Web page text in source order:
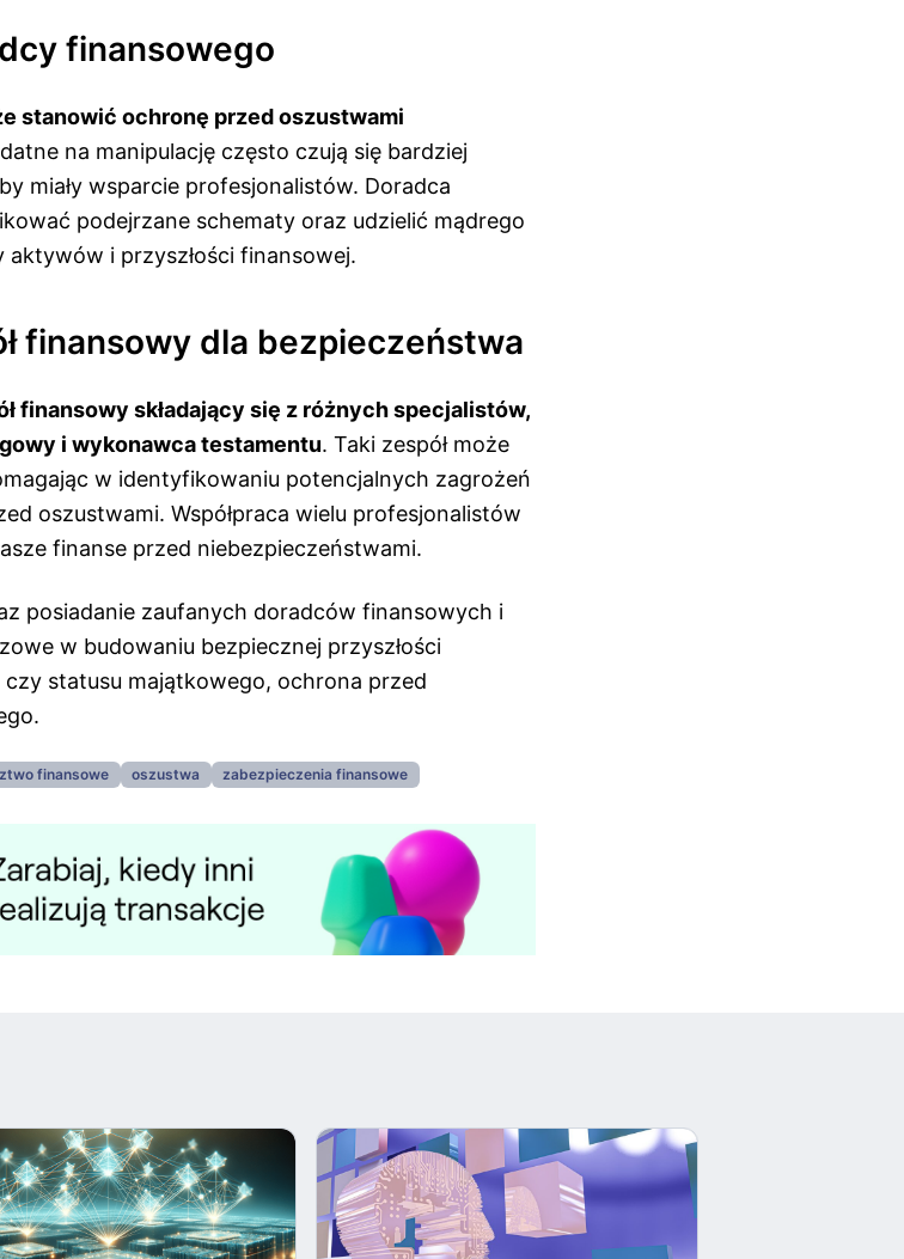
finansowego
stanowić ochronę przed oszustwami
na manipulację często czują się bardziej
miały wsparcie profesjonalistów. Doradca
podejrzane schematy oraz udzielić mądrego
i przyszłości finansowej.
finansowy dla bezpieczeństwa
finansowy składający się z różnych specjalistów,
i wykonawca testamentu. Taki zespół może
w identyfikowaniu potencjalnych zagrożeń
oszustwami. Współpraca wielu profesjonalistów
finanse przed niebezpieczeństwami.
posiadanie zaufanych doradców finansowych i
w budowaniu bezpiecznej przyszłości
statusu majątkowego, ochrona przed
finansowe oszustwa zabezpieczenia finansowe